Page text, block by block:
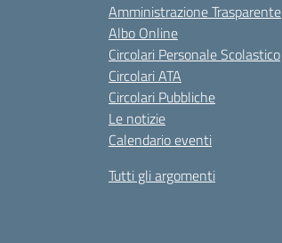
Amministrazione Trasparente
Albo Online
Circolari Personale Scolastico
Circolari ATA
Circolari Pubbliche
Le notizie
Calendario eventi
Tutti gli argomenti